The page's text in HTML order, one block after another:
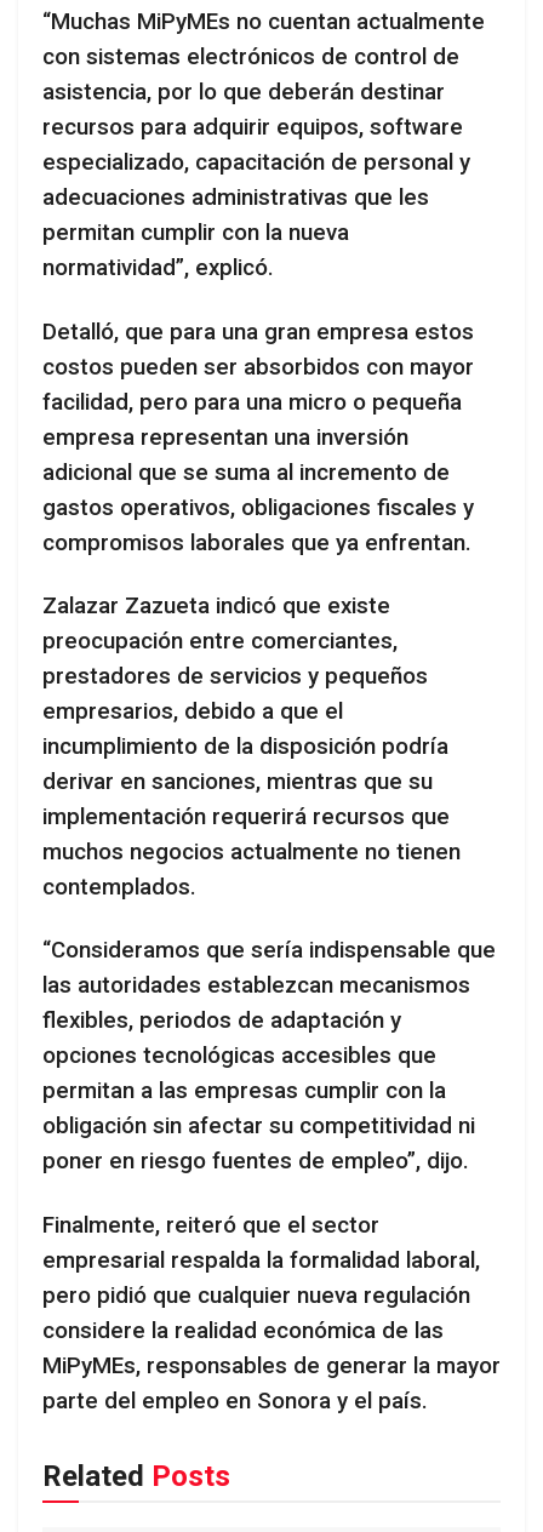
“Muchas MiPyMEs no cuentan actualmente
con sistemas electrónicos de control de
asistencia, por lo que deberán destinar
recursos para adquirir equipos, software
especializado, capacitación de personal y
adecuaciones administrativas que les
permitan cumplir con la nueva
normatividad”, explicó.
Detalló, que para una gran empresa estos
costos pueden ser absorbidos con mayor
facilidad, pero para una micro o pequeña
empresa representan una inversión
adicional que se suma al incremento de
gastos operativos, obligaciones fiscales y
compromisos laborales que ya enfrentan.
Zalazar Zazueta indicó que existe
preocupación entre comerciantes,
prestadores de servicios y pequeños
empresarios, debido a que el
incumplimiento de la disposición podría
derivar en sanciones, mientras que su
implementación requerirá recursos que
muchos negocios actualmente no tienen
contemplados.
“Consideramos que sería indispensable que
las autoridades establezcan mecanismos
flexibles, periodos de adaptación y
opciones tecnológicas accesibles que
permitan a las empresas cumplir con la
obligación sin afectar su competitividad ni
poner en riesgo fuentes de empleo”, dijo.
Finalmente, reiteró que el sector
empresarial respalda la formalidad laboral,
pero pidió que cualquier nueva regulación
considere la realidad económica de las
MiPyMEs, responsables de generar la mayor
parte del empleo en Sonora y el país.
Related Posts